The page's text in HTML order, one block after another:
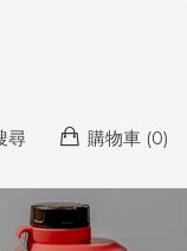
尋 購物車 (0)